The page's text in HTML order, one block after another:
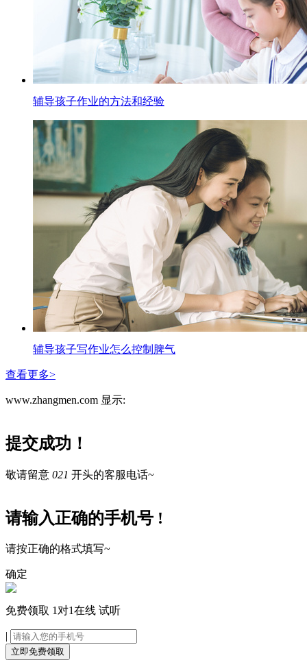
辅导孩子作业的方法和经验
辅导孩子写作业怎么控制脾气
查看更多>
www.zhangmen.com 显示:
提交成功！
敬请留意 021 开头的客服电话~
请输入正确的手机号 !
请按正确的格式填写~
确定
免费领取 1对1在线 试听
|
立即免费领取